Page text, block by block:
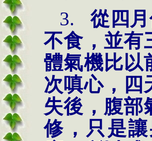
3.
從四
不食，並有
體氣機比以
次嗔心，四
失後，腹部
修，只是